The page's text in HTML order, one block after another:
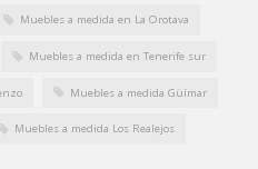
Muebles a medida en La Orotava
Muebles a medida en Tenerife sur
Muebles a medida Güímar
Muebles a medida Los Realejos